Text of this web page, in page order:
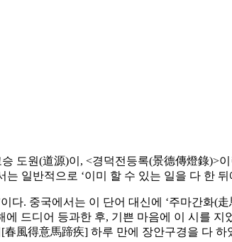
도원(道源)이, <경덕전등록(景德傳燈錄)>
는 일반적으로 ‘이미 할 수 있는 일을 다 한
다. 중국에서는 이 단어 대신에 ‘주마간화
에 드디어 등과한 후, 기쁜 마음에 이 시를
風得意馬蹄疾] 하루 만에 장안구경을 다 하